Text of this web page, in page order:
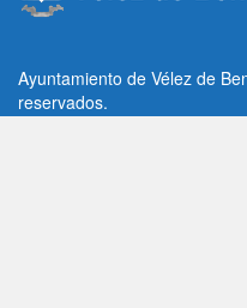
Ayuntamiento de Vélez de
reservados.